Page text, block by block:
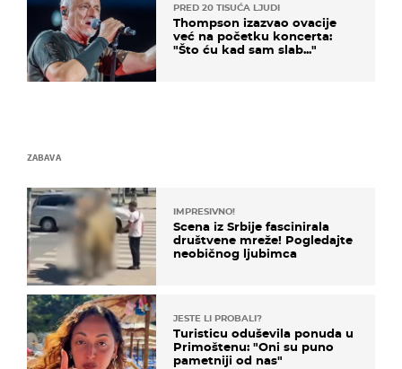
PRED 20 TISUĆA LJUDI
Thompson izazvao ovacije
već na početku koncerta:
"Što ću kad sam slab..."
ZABAVA
IMPRESIVNO!
Scena iz Srbije fascinirala
društvene mreže! Pogledajte
neobičnog ljubimca
JESTE LI PROBALI?
Turisticu oduševila ponuda u
Primoštenu: "Oni su puno
pametniji od nas"